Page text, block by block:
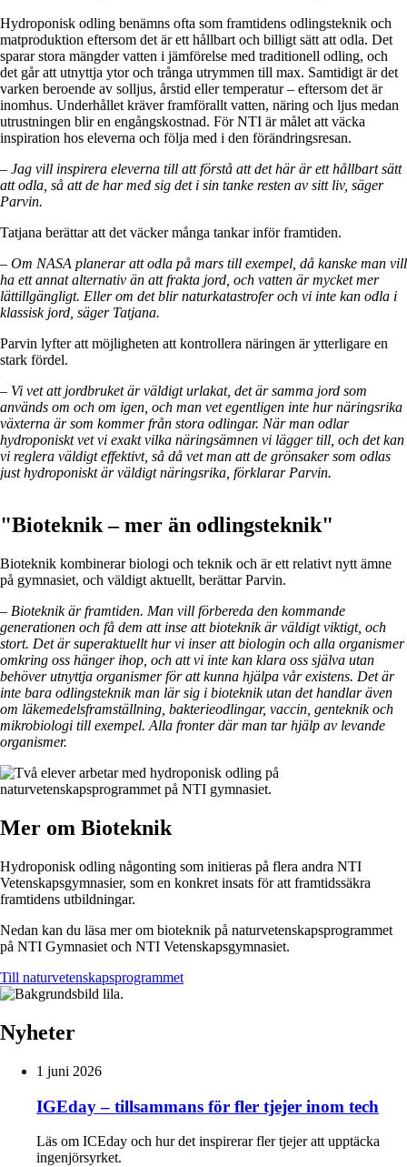
Hydroponisk odling benämns ofta som framtidens odlingsteknik och
matproduktion eftersom det är ett hållbart och billigt sätt att odla. Det
sparar stora mängder vatten i jämförelse med traditionell odling, och
det går att utnyttja ytor och trånga utrymmen till max. Samtidigt är det
varken beroende av solljus, årstid eller temperatur – eftersom det är
inomhus. Underhållet kräver framförallt vatten, näring och ljus medan
utrustningen blir en engångskostnad. För NTI är målet att väcka
inspiration hos eleverna och följa med i den förändringsresan.
– Jag vill inspirera eleverna till att förstå att det här är ett hållbart sätt
att odla, så att de har med sig det i sin tanke resten av sitt liv, säger
Parvin.
Tatjana berättar att det väcker många tankar inför framtiden.
– Om NASA planerar att odla på mars till exempel, då kanske man vill
ha ett annat alternativ än att frakta jord, och vatten är mycket mer
lättillgängligt. Eller om det blir naturkatastrofer och vi inte kan odla i
klassisk jord, säger Tatjana.
Parvin lyfter att möjligheten att kontrollera näringen är ytterligare en
stark fördel.
– Vi vet att jordbruket är väldigt urlakat, det är samma jord som
används om och om igen, och man vet egentligen inte hur näringsrika
växterna är som kommer från stora odlingar. När man odlar
hydroponiskt vet vi exakt vilka näringsämnen vi lägger till, och det kan
vi reglera väldigt effektivt, så då vet man att de grönsaker som odlas
just hydroponiskt är väldigt näringsrika, förklarar Parvin.
"Bioteknik – mer än odlingsteknik"
Bioteknik kombinerar biologi och teknik och är ett relativt nytt ämne
på gymnasiet, och väldigt aktuellt, berättar Parvin.
– Bioteknik är framtiden. Man vill förbereda den kommande
generationen och få dem att inse att bioteknik är väldigt viktigt, och
stort. Det är superaktuellt hur vi inser att biologin och alla organismer
omkring oss hänger ihop, och att vi inte kan klara oss själva utan
behöver utnyttja organismer för att kunna hjälpa vår existens. Det är
inte bara odlingsteknik man lär sig i bioteknik utan det handlar även
om läkemedelsframställning, bakterieodlingar, vaccin, genteknik och
mikrobiologi till exempel. Alla fronter där man tar hjälp av levande
organismer.
Mer om Bioteknik
Hydroponisk odling någonting som initieras på flera andra NTI
Vetenskapsgymnasier, som en konkret insats för att framtidssäkra
framtidens utbildningar.
Nedan kan du läsa mer om bioteknik på naturvetenskapsprogrammet
på NTI Gymnasiet och NTI Vetenskapsgymnasiet.
Till naturvetenskapsprogrammet
Nyheter
1 juni 2026
IGEday – tillsammans för fler tjejer inom tech
Läs om ICEday och hur det inspirerar fler tjejer att upptäcka
ingenjörsyrket.